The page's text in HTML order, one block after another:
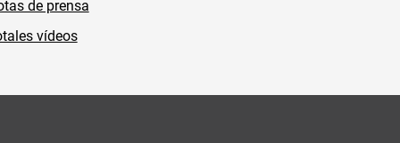
de prensa
vídeos